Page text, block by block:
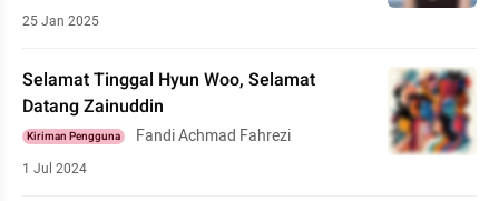
25 Jan 2025
Selamat Tinggal Hyun Woo, Selamat
Datang Zainuddin
Kiriman Pengguna Fandi Achmad Fahrezi
1 Jul 2024